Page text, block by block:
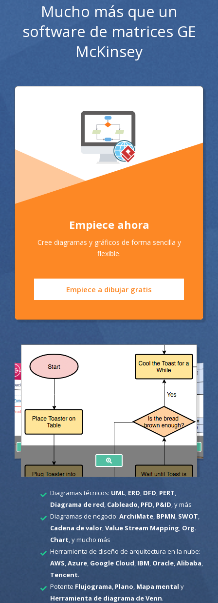
Mucho más que un
software de matrices GE
McKinsey
Empiece ahora
Cree diagramas y gráficos de forma sencilla y
flexible.
Empiece a dibujar gratis
Diagramas técnicos: UML, ERD DFD PERT
Diagrama de red Cableado PFD P&ID , y más
Diagramas de negocio: ArchiMate, BPMN SWOT
Cadena de valor, Value Stream Mapping Org.
Chart , y mucho más
Herramienta de diseño de arquitectura en la nube:
AWS Azure, Google Cloud IBM Oracle, Alibaba
Tencent.
Potente Flujograma Plano Mapa mental y
Herramienta de diagrama de Venn.